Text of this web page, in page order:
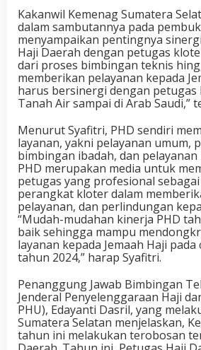
Kakanwil Kemenag Sumatera
dalam sambutannya pada
menyampaikan pentingnya
Haji Daerah dengan petugas
dari proses bimbingan teknis
memberikan pelayanan kepada
harus bersinergi dengan
Tanah Air sampai di Arab Saudi,”
Menurut Syafitri, PHD sendiri
layanan, yakni pelayanan umum,
bimbingan ibadah, dan pelayanan
PHD merupakan media untuk
petugas yang profesional
perangkat kloter dalam
pelayanan, dan perlindungan
“Mudah-mudahan kinerja PHD
baik sehingga mampu
layanan kepada Jemaah Haji
tahun 2024,” harap Syafitri.
Penanggung Jawab Bimbingan
Jenderal Penyelenggaraan Haji
PHU), Edayanti Dasril, yang
Sumatera Selatan menjelaskan,
tahun ini melakukan terobosan